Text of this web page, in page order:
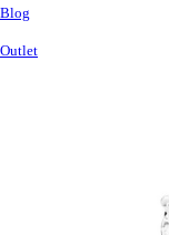
Blog
Outlet